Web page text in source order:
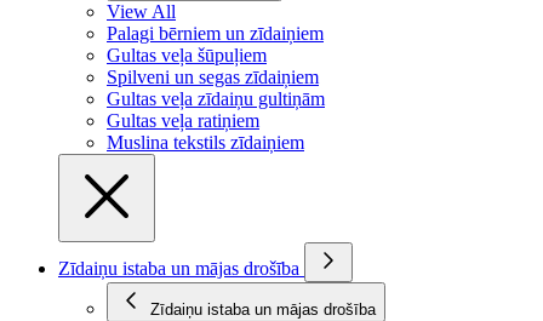
View All
Palagi bērniem un zīdaiņiem
Gultas veļa šūpuļiem
Spilveni un segas zīdaiņiem
Gultas veļa zīdaiņu gultiņām
Gultas veļa ratiņiem
Muslina tekstils zīdaiņiem
Zīdaiņu istaba un mājas drošība
Zīdaiņu istaba un mājas drošība